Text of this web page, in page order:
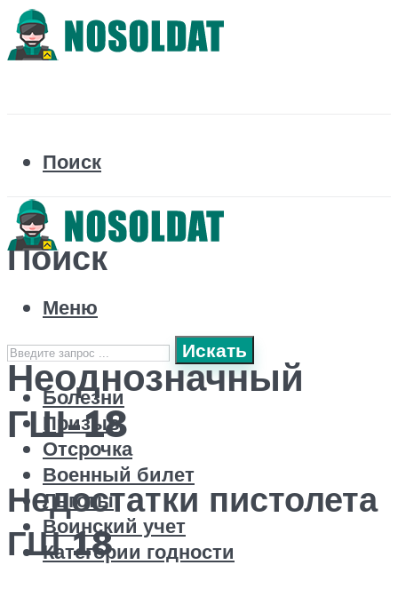
Поиск
Поиск
Искать
Болезни
Призыв
Отсрочка
Военный билет
Льготы
Воинский учет
Категории годности
Меню
Неоднозначный
ГШ-18
Недостатки пистолета
ГШ 18